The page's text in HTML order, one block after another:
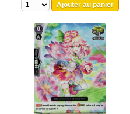
Ajouter au panier